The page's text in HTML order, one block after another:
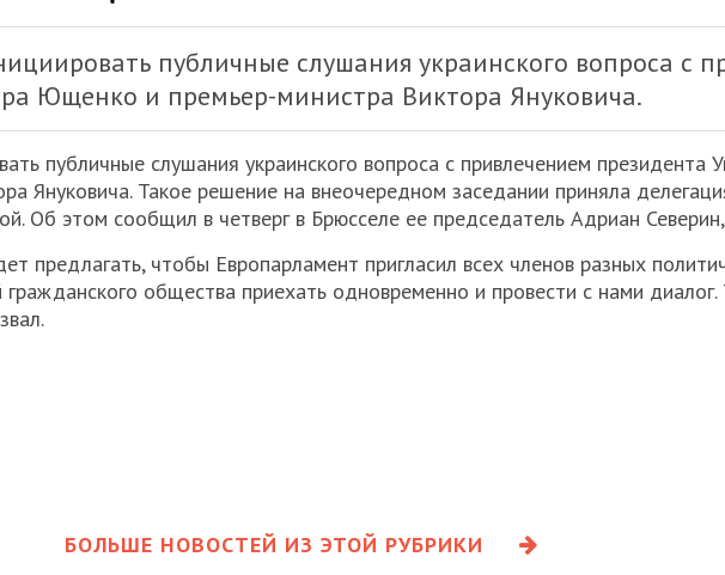
публичные слушания украинского вопроса с
Ющенко и премьер-министра Виктора Януковича.
публичные слушания украинского вопроса с привлечением президента
Януковича. Такое решение на внеочередном заседании приняла
Об этом сообщил в четверг в Брюсселе ее председатель Адриан
предлагать, чтобы Европарламент пригласил всех членов разных
общества приехать одновременно и провести с нами
БОЛЬШЕ НОВОСТЕЙ ИЗ ЭТОЙ РУБРИКИ